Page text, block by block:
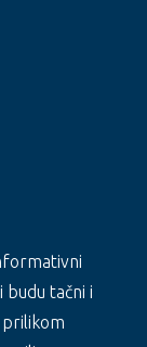
budu tačni i
prilikom